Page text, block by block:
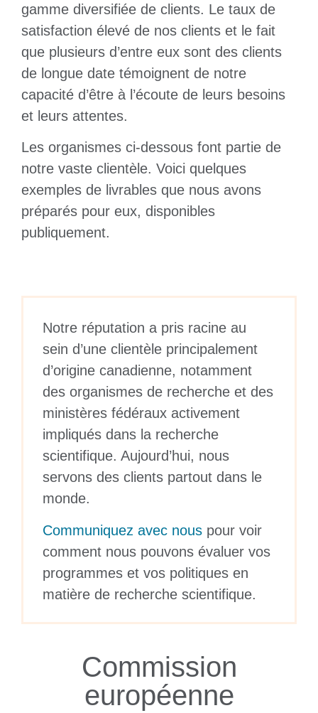
gamme diversifiée de clients. Le taux de
satisfaction élevé de nos clients et le fait
que plusieurs d’entre eux sont des clients
de longue date témoignent de notre
capacité d’être à l’écoute de leurs besoins
et leurs attentes.
Les organismes ci-dessous font partie de
notre vaste clientèle. Voici quelques
exemples de livrables que nous avons
préparés pour eux, disponibles
publiquement.
Notre réputation a pris racine au
sein d’une clientèle principalement
d’origine canadienne, notamment
des organismes de recherche et des
ministères fédéraux activement
impliqués dans la recherche
scientifique. Aujourd’hui, nous
servons des clients partout dans le
monde.
Communiquez avec nous pour voir
comment nous pouvons évaluer vos
programmes et vos politiques en
matière de recherche scientifique.
Commission
européenne